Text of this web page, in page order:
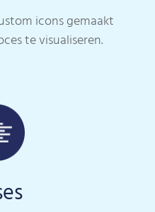
icons gemaakt
te visualiseren.